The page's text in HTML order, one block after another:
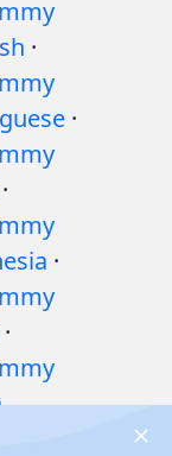
·
·
·
·
·